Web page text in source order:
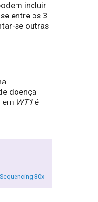
incluir
entre os 3
se outras
doença
em WT1é
30x